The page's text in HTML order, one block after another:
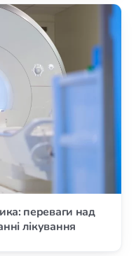
переваги над
лікування